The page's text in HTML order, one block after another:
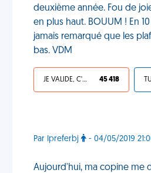
deuxième année. Fou de
en plus haut. BOUUM ! En
jamais remarqué que les
bas. VDM
JE VALIDE, C'EST UNE VDM 45 418
Par Ipreferbj - 04/05/2019
Aujourd'hui, ma copine me